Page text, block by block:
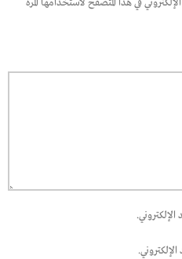
في هذا المتصفح لاستخدامها المرة